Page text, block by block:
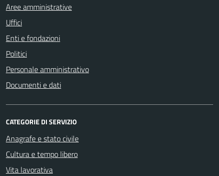
Aree amministrative
Uffici
Enti e fondazioni
Politici
Personale amministrativo
Documenti e dati
CATEGORIE DI SERVIZIO
Anagrafe e stato civile
Cultura e tempo libero
Vita lavorativa